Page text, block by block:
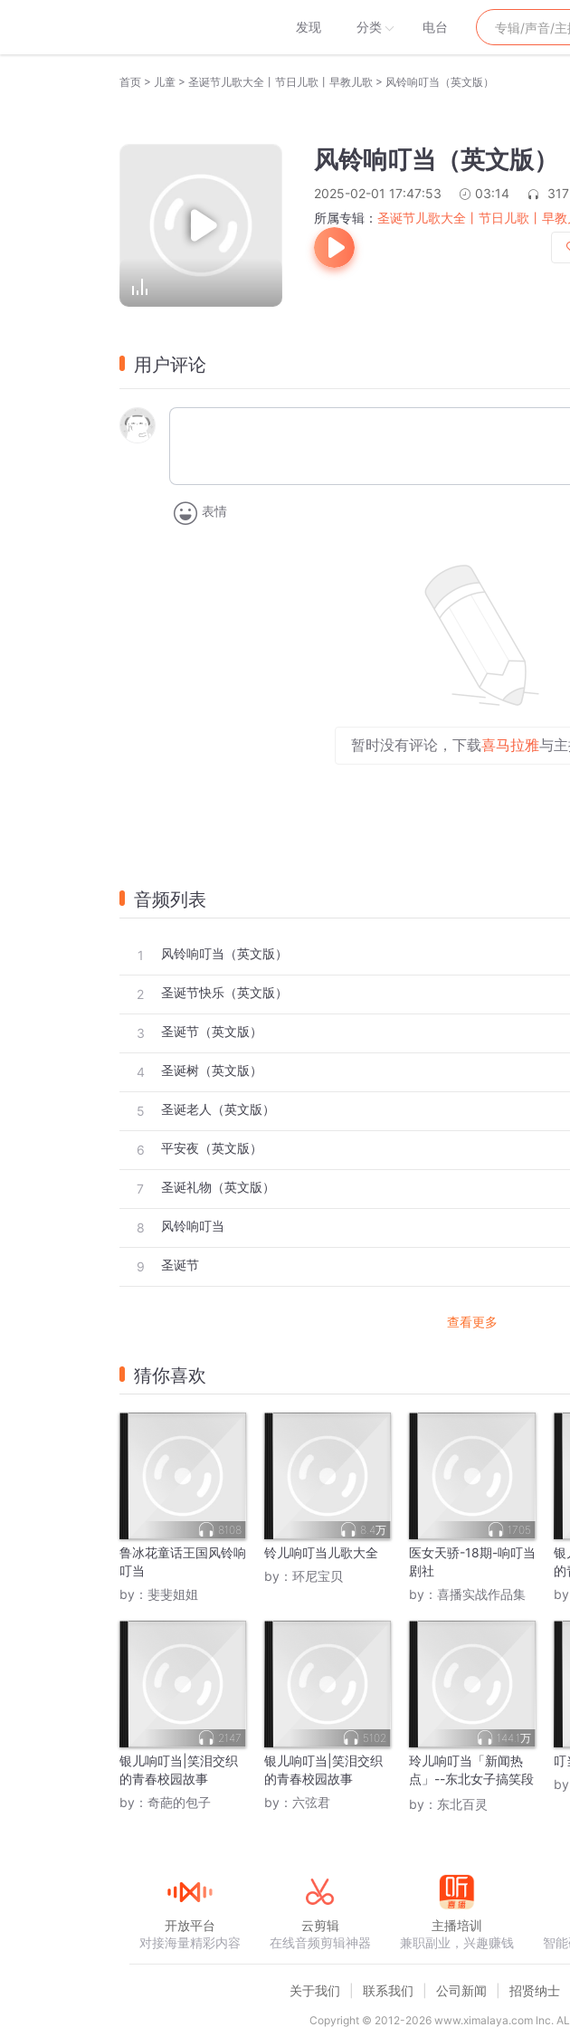
发现 分类 电台
首页 > 儿童 > 圣诞节儿歌大全丨节日儿歌丨早教儿歌 > 风铃响叮当（英文版）
风铃响叮当（英文版）
2025-02-01 17:47:53 03:14
317
所属专辑： 圣诞节儿歌大全丨节日儿歌丨早教
用户评论
表情
暂时没有评论，下载喜马拉雅与
音频列表
1 风铃响叮当（英文版）
2 圣诞节快乐（英文版）
3 圣诞节（英文版）
4 圣诞树（英文版）
5 圣诞老人（英文版）
6 平安夜（英文版）
7 圣诞礼物（英文版）
8 风铃响叮当
9 圣诞节
查看更多
猜你喜欢
8108
鲁冰花童话王国风铃响
叮当
by： 斐斐姐姐
8.4万
铃儿响叮当儿歌大全
by： 环尼宝贝
1705
医女天骄-18期-响叮当
剧社
by： 喜播实战作品集
银
的
by
2147
银儿响叮当|笑泪交织
的青春校园故事
by： 奇葩的包子
5102
银儿响叮当|笑泪交织
的青春校园故事
by： 六弦君
144.1万
玲儿响叮当「新闻热
点」--东北女子搞笑段
子乡村脱口
by： 东北百灵
叮
by
开放平台
对接海量精彩内容
云剪辑
在线音频剪辑神器
主播培训
兼职副业，兴趣赚钱
智
关于我们 联系我们 公司新闻 招贤纳士
Copyright © 2012-2026www.ximalaya.com lnc.